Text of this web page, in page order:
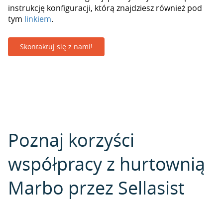
instrukcję konfiguracji, którą znajdziesz również pod
tym linkiem.
Skontaktuj się z nami!
Poznaj korzyści
współpracy z hurtownią
Marbo przez Sellasist